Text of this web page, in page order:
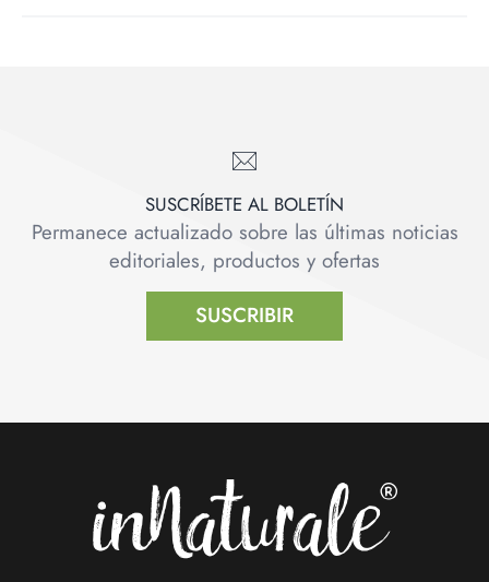
SUSCRÍBETE AL BOLETÍN
Permanece actualizado sobre las últimas noticias
editoriales, productos y ofertas
SUSCRIBIR